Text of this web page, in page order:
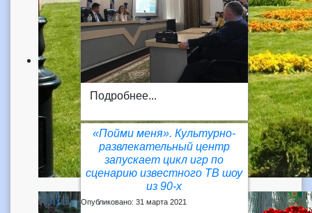
Подробнее...
«Пойми меня». Культурно-
развлекательный центр
запускает цикл игр по
сценарию известного ТВ шоу
из 90-х
Опубликовано: 31 марта 2021